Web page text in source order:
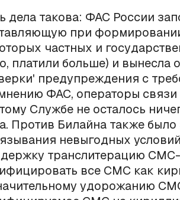
дела такова: ФАС России
при
частных и
платили больше) и вынесла
предупреждения с
ФАС, операторы связи
Службе не осталось
Против Билайна также
невыгодных
транслитерацию
все СМС как
удорожанию